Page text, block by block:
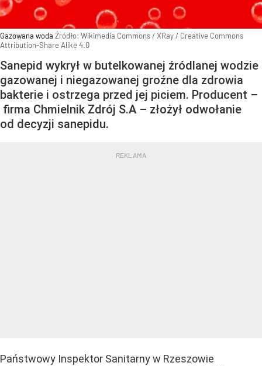
Gazowana woda Źródło: Wikimedia Commons/ XRay / Creative Commons
Attribution-Share Alike 4.0
Sanepid wykrył w butelkowanej źródlanej wodzie
gazowanej i niegazowanej groźne dla zdrowia
bakterie i ostrzega przed jej piciem. Producent –
firma Chmielnik Zdrój S.A – złożył odwołanie
od decyzji sanepidu.
Państwowy Inspektor Sanitarny w Rzeszowie